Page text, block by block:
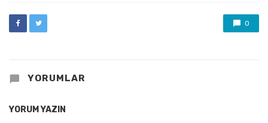
0
YORUMLAR
YORUM YAZIN